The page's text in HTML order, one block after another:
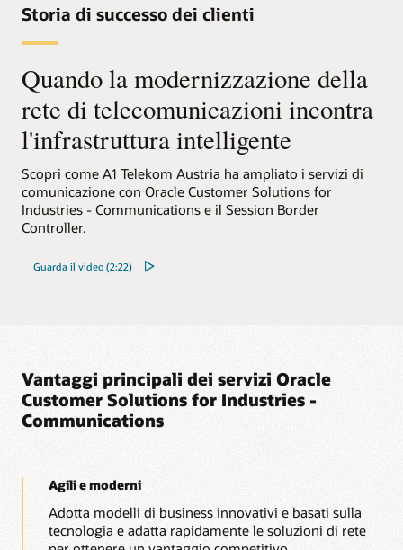
Scheda tecnica: Funzionalità SBC personalizzate on-
Server Intelligent Call Routing Integration Solution
(PDF)
Scheda tecnica: Oracle Converged Application
Server Selective Call Recording Solution (PDF)
Solution brief: Soluzioni vocali per il tuo contact
center (PDF)
Solution brief: Soluzioni vocali per il tuo contact
center (PDF)
Storia di successo dei clienti
Quando la modernizzazione della
rete di telecomunicazioni incontra
l'infrastruttura intelligente
Scopri come A1 Telekom Austria ha ampliato i servizi di
comunicazione con Oracle Customer Solutions for
Industries - Communications e il Session Border
Controller.
Guarda il video (2:22)
Vantaggi principali dei servizi Oracle
Customer Solutions for Industries -
Communications
Agili e moderni
Adotta modelli di business innovativi e basati sulla
tecnologia e adatta rapidamente le soluzioni di rete